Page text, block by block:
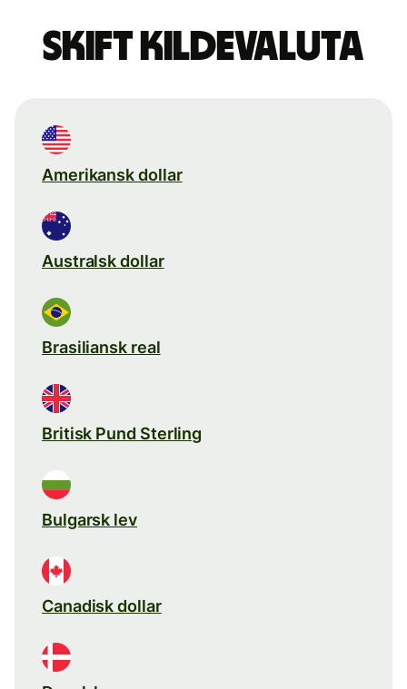
Skift kildevaluta
Amerikansk dollar
Australsk dollar
Brasiliansk real
Britisk Pund Sterling
Bulgarsk lev
Canadisk dollar